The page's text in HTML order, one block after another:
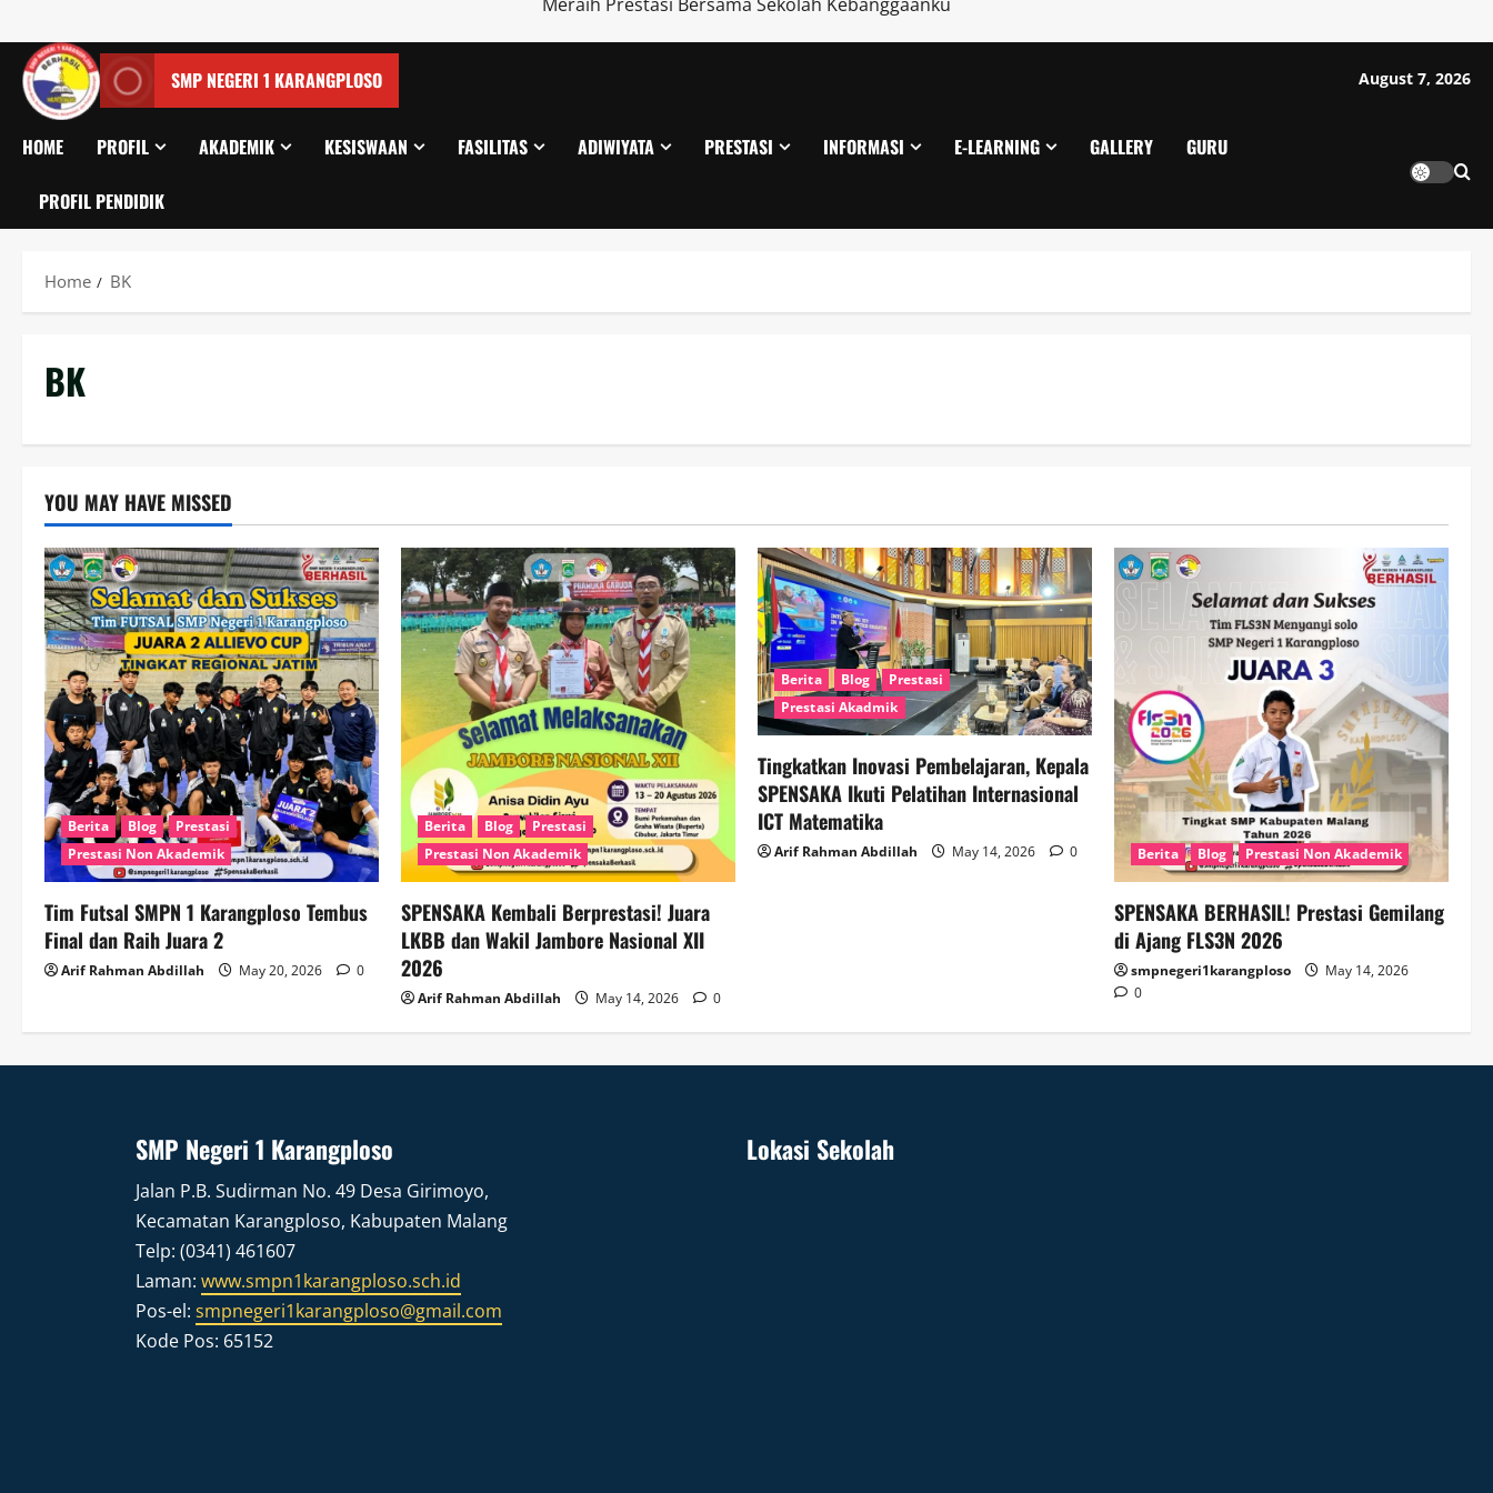
SMP NEGERI 1 KARANGPLOSO
HOME PROFIL AKADEMIK KESISWAAN FASILITAS ADIWIYATA PRESTASI INFORMASI E-LEARNING GALLERY GURU
PROFIL PENDIDIK
August 7, 2026
Home BK
BK
YOU MAY HAVE MISSED
Berita Blog
Prestasi
Prestasi Non Akademik
Tim Futsal SMPN 1 Karangploso Tembus
Final dan Raih Juara 2
Arif Rahman Abdillah May 20, 2026 0
Berita Blog
Prestasi
Prestasi Non Akademik
SPENSAKA Kembali Berprestasi! Juara
LKBB dan Wakil Jambore Nasional XII
2026
Arif Rahman Abdillah May 14, 2026 0
Berita Blog
Prestasi
Prestasi Akadmik
Tingkatkan Inovasi Pembelajaran, Kepala
SPENSAKA Ikuti Pelatihan Internasional
ICT Matematika
Arif Rahman Abdillah May 14, 2026 0 Berita Blog Prestasi Non Akademik
SPENSAKA BERHASIL! Prestasi Gemilang
di Ajang FLS3N 2026
smpnegeri1karangploso
May 14, 2026
0
SMP Negeri 1 Karangploso
Jalan P.B. Sudirman No. 49 Desa Girimoyo,
Kecamatan Karangploso, Kabupaten Malang
Telp: (0341) 461607
Laman: www.smpn1karangploso.sch.id
Pos-el: smpnegeri1karangploso@gmail.com
Kode Pos: 65152
Lokasi Sekolah